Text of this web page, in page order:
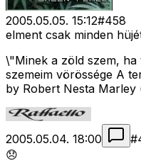
2005.05.05. 15:12#458
elment csak minden
\"Minek a zöld szem,
szemeim vörössége A
by Robert Nesta Marley
2005.05.04. 18:00 #
😞